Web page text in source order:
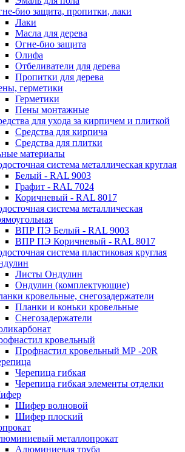
био защита, пропитки, лаки
Лаки
Масла для дерева
Огне-био защита
Олифа
Отбеливатели для дерева
Пропитки для дерева
герметики
Герметики
Пены монтажные
для ухода за кирпичем и плиткой
Средства для кирпича
Средства для плитки
материалы
система металлическая круглая
Белый - RAL 9003
Графит - RAL 7024
Коричневый - RAL 8017
система металлическая
ВПР ПЭ Белый - RAL 9003
ВПР ПЭ Коричневый - RAL 8017
система пластиковая круглая
Листы Ондулин
Ондулин (комплектующие)
кровельные, снегозадержатели
Планки и коньки кровельные
Снегозадержатели
кровельный
Профнастил кровельный МР -20R
Черепица гибкая
Черепица гибкая элементы отделки
Шифер волновой
Шифер плоский
металлопрокат
Алюминиевая труба